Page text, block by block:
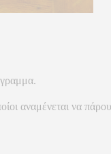
αναμένεται να